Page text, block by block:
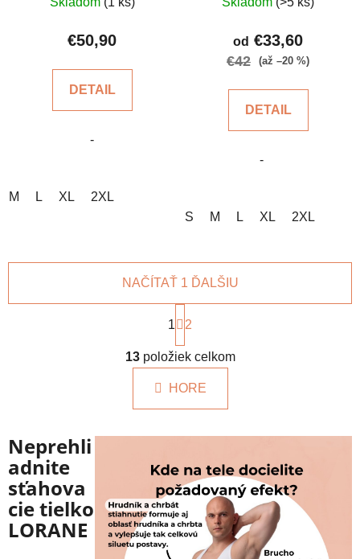
€50,90
DETAIL
-
M L XL 2XL
hodnotenie
produktu
je
5
od €33,60
€42 (až –20 %)
DETAIL
-
S M L XL 2XL
O
v
l
á
d
a
i
e
p
r
v
NAČÍTAŤ 1 ĎALŠIU
S
t
r
á
n
k
a
e
1 2
13položiek celkom
HORE
Neprehli
adnite
sťahova
cie tielko
LORANE